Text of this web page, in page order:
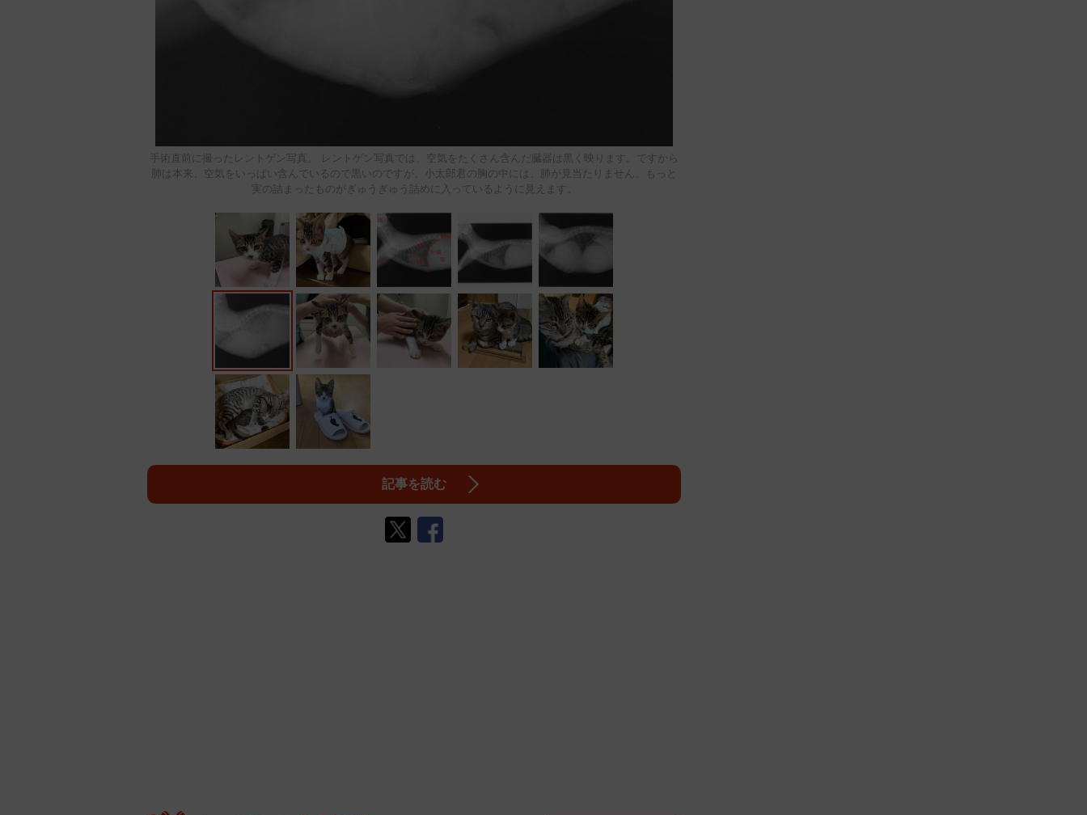
手術直前に撮ったレントゲン写真。 レントゲン写真では、空気をたくさん含んだ臓器は黒く映ります。ですから
肺は本来、空気をいっぱい含んでいるので黒いのですが、小太郎君の胸の中には、肺が見当たりません。もっと
実の詰まったものがぎゅうぎゅう詰めに入っているように見えます。
記事を読む